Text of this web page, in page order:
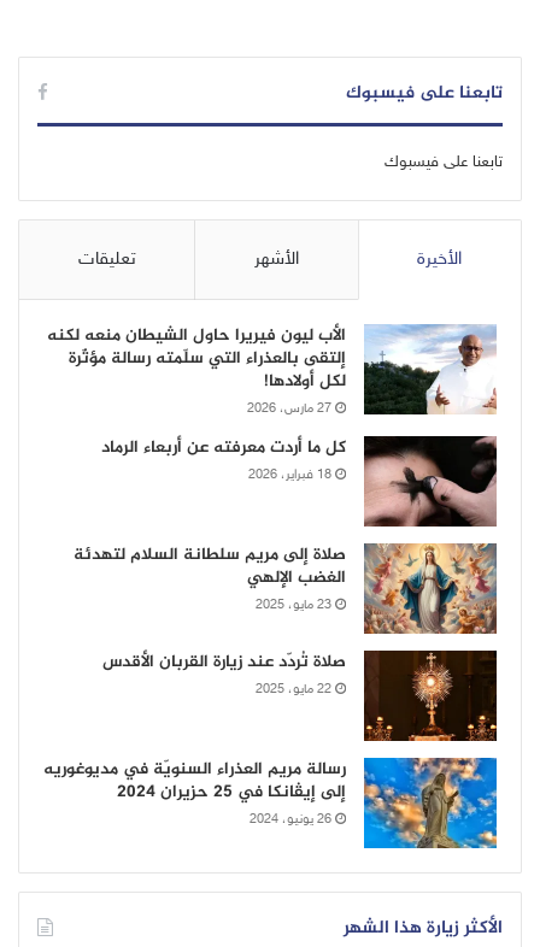
تابعنا على فيسبوك
تابعنا على فيسبوك
الأخيرة الأشهر تعليقات
الأب ليون فيريرا حاول الشيطان منعه لكنه
إلتقى بالعذراء التي سلّمته رسالة مؤثّرة
لكل أولادها!
27 مارس، 2026
كل ما أردت معرفته عن أربعاء الرماد
18 فبراير، 2026
صلاة إلى مريم سلطانة السلام لتهدئة
الغضب الإلهي
23 مايو، 2025
صلاة تُردّد عند زيارة القربان الأقدس
22 مايو، 2025
رسالة مريم العذراء السنويّة في مديوغوريه
إلى إيڤانكا في 25 حزيران 2024
26 يونيو، 2024
الأكثر زيارة هذا الشهر